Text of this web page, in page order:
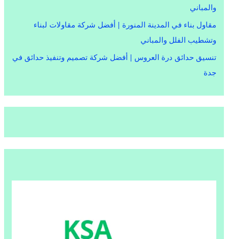
والمباني
مقاول بناء في المدينة المنورة | أفضل شركة مقاولات لبناء
وتشطيب الفلل والمباني
تنسيق حدائق درة العروس | أفضل شركة تصميم وتنفيذ حدائق في
جدة